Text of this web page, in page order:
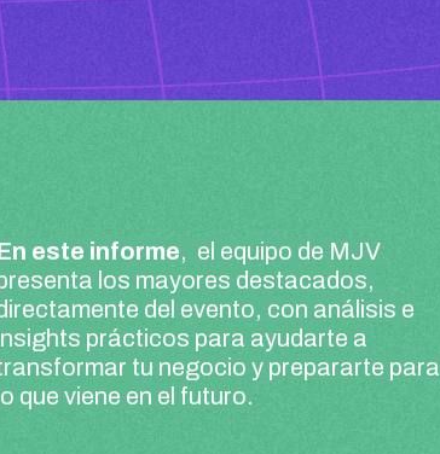
este informe, el equipo de MJV
los mayores destacados,
del evento, con análisis e
prácticos para ayudarte a
tu negocio y prepararte para
que viene en el futuro.